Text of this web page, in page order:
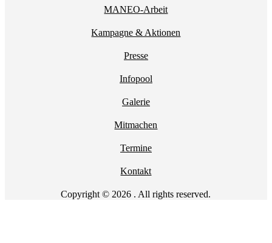
MANEO-Arbeit
Kampagne & Aktionen
Presse
Infopool
Galerie
Mitmachen
Termine
Kontakt
Copyright © 2026 . All rights reserved.